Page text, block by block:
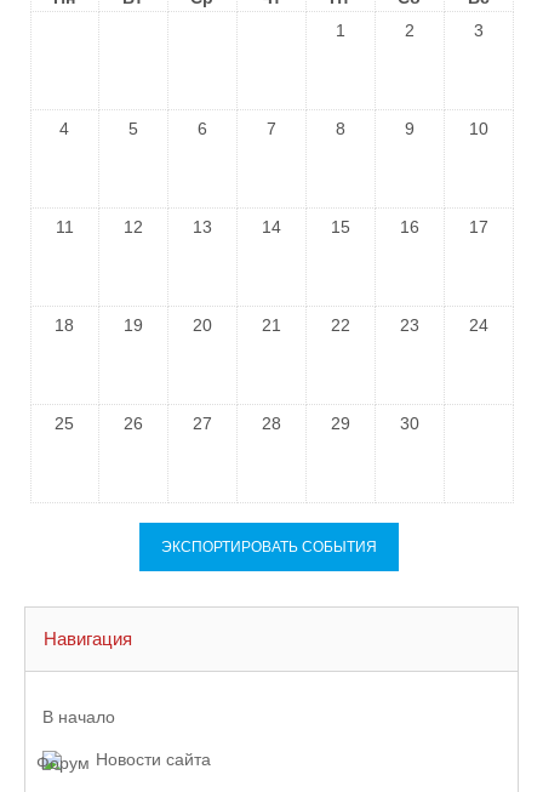
1
2 3
4 5 6 7 8 9 10
11 12 13 14 15 16 17
18 19 20 21 22 23 24
25 26 27 28 29 30
Навигация
В начало
Новости сайта